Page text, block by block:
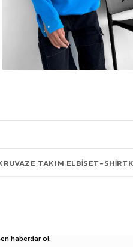
haberdar ol.
TAKIM ELBISET-SHIRT